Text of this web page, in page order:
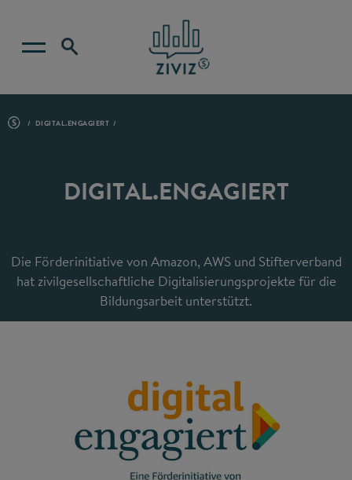
DIGITAL.ENGAGIERT
DIGITAL.ENGAGIERT
Die Förderinitiative von Amazon, AWS und Stifterverband
hat zivilgesellschaftliche Digitalisierungsprojekte für die
Bildungsarbeit unterstützt.